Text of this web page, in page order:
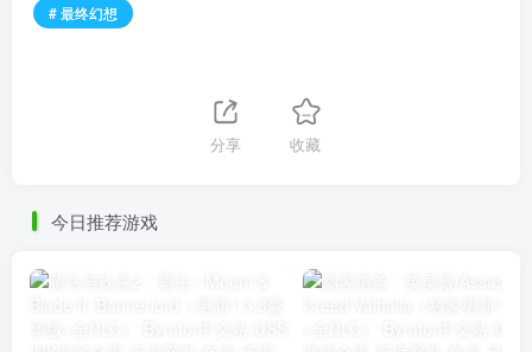
# 最终幻想
分享 收藏
今日推荐游戏